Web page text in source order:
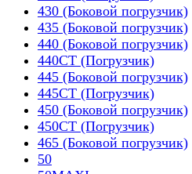
430 (Боковой погрузчик)
435 (Боковой погрузчик)
440 (Боковой погрузчик)
440CT (Погрузчик)
445 (Боковой погрузчик)
445CT (Погрузчик)
450 (Боковой погрузчик)
450CT (Погрузчик)
465 (Боковой погрузчик)
50